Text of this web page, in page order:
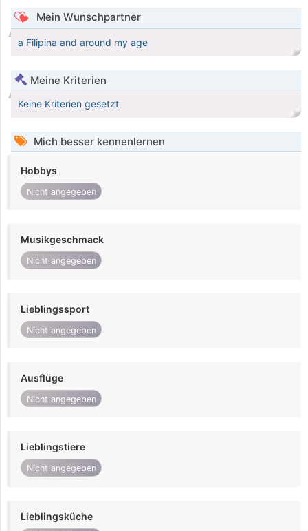
Mein Wunschpartner
a Filipina and around my age
Meine Kriterien
Keine Kriterien gesetzt
Mich besser kennenlernen
Hobbys
Nicht angegeben
Musikgeschmack
Nicht angegeben
Lieblingssport
Nicht angegeben
Ausflüge
Nicht angegeben
Lieblingstiere
Nicht angegeben
Lieblingsküche